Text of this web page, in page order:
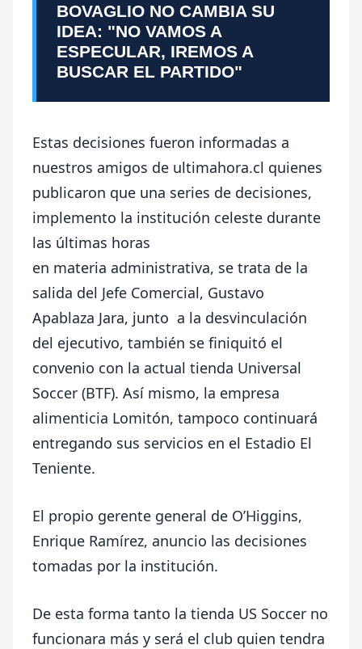
BOVAGLIO NO CAMBIA SU
IDEA: "NO VAMOS A
ESPECULAR, IREMOS A
BUSCAR EL PARTIDO"
Estas decisiones fueron informadas a
nuestros amigos de ultimahora.cl quienes
publicaron que una series de decisiones,
implemento la institución celeste durante
las últimas horas
en materia administrativa, se trata de la
salida del Jefe Comercial, Gustavo
Apablaza Jara, junto a la desvinculación
del ejecutivo, también se finiquitó el
convenio con la actual tienda Universal
Soccer (BTF). Así mismo, la empresa
alimenticia Lomitón, tampoco continuará
entregando sus servicios en el Estadio El
Teniente.
El propio gerente general de O’Higgins,
Enrique Ramírez, anuncio las decisiones
tomadas por la institución.
De esta forma tanto la tienda US Soccer no
funcionara más y será el club quien tendra